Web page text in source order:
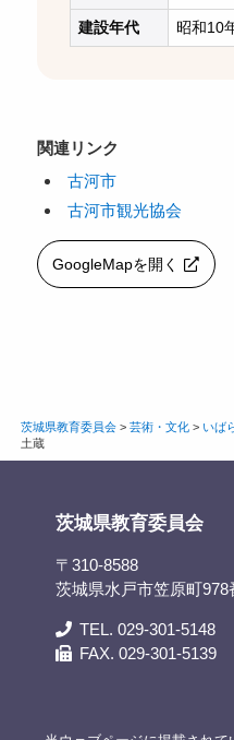
建設年代 昭和10
関連リンク
古河市
古河市観光協会
GoogleMapを開く
茨城県教育委員会> 芸術・文化> いば
土蔵
茨城県教育委員会
〒310-8588
茨城県水戸市笠原町
TEL. 029-301-5148
FAX. 029-301-5139